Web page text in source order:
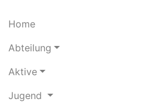
Home(current)
Abteilung
Aktive
Jugend